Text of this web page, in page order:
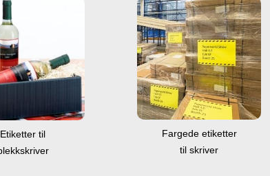
Etiketter til
Fargede etiketter
til skriver